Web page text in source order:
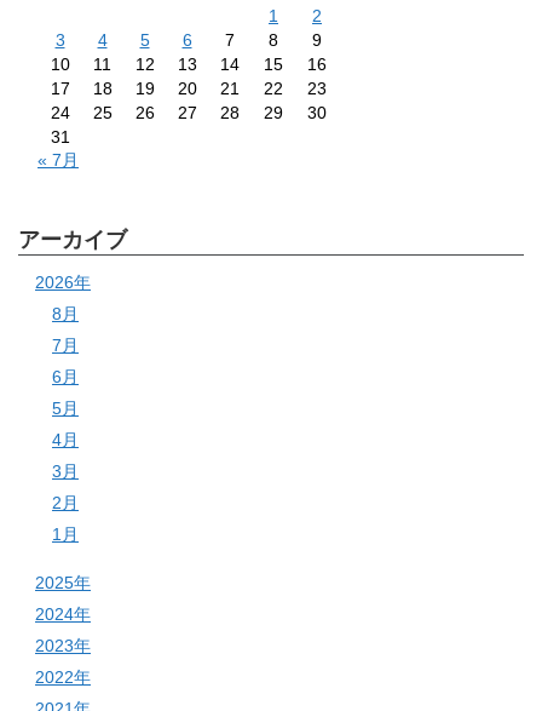
1
2
3
4 5 6 7 8
9
10
11 12 13 14 15
16
17
18 19 20 21 22
23
24
25 26 27 28 29
30
31
« 7月
アーカイブ
2026年
8月
7月
6月
5月
4月
3月
2月
1月
2025年
2024年
2023年
2022年